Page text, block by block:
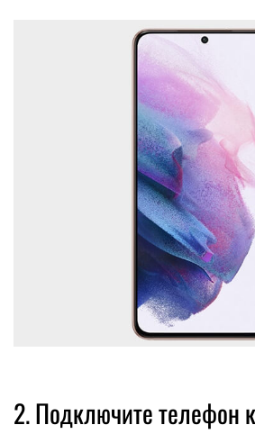
2. Подключите телефон